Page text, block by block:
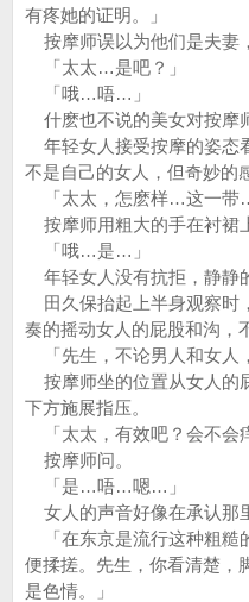
有疼她的证明。」
按摩师误以为他们是夫妻
「太太…是吧？」
「哦…唔…」
什麽也不说的美女对按摩
年轻女人接受按摩的姿态
不是自己的女人，但奇妙的
「太太，怎麽样…这一带
按摩师用粗大的手在衬裙
「哦…是…」
年轻女人没有抗拒，静静
田久保抬起上半身观察时
奏的摇动女人的屁股和沟，
「先生，不论男人和女人
按摩师坐的位置从女人的
下方施展指压。
「太太，有效吧？会不会
按摩师问。
「是…唔…嗯…」
女人的声音好像在承认那
「在东京是流行这种粗糙
便揉搓。先生，你看清楚，
是色情。」